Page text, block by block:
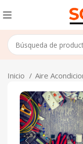
Inicio Aire